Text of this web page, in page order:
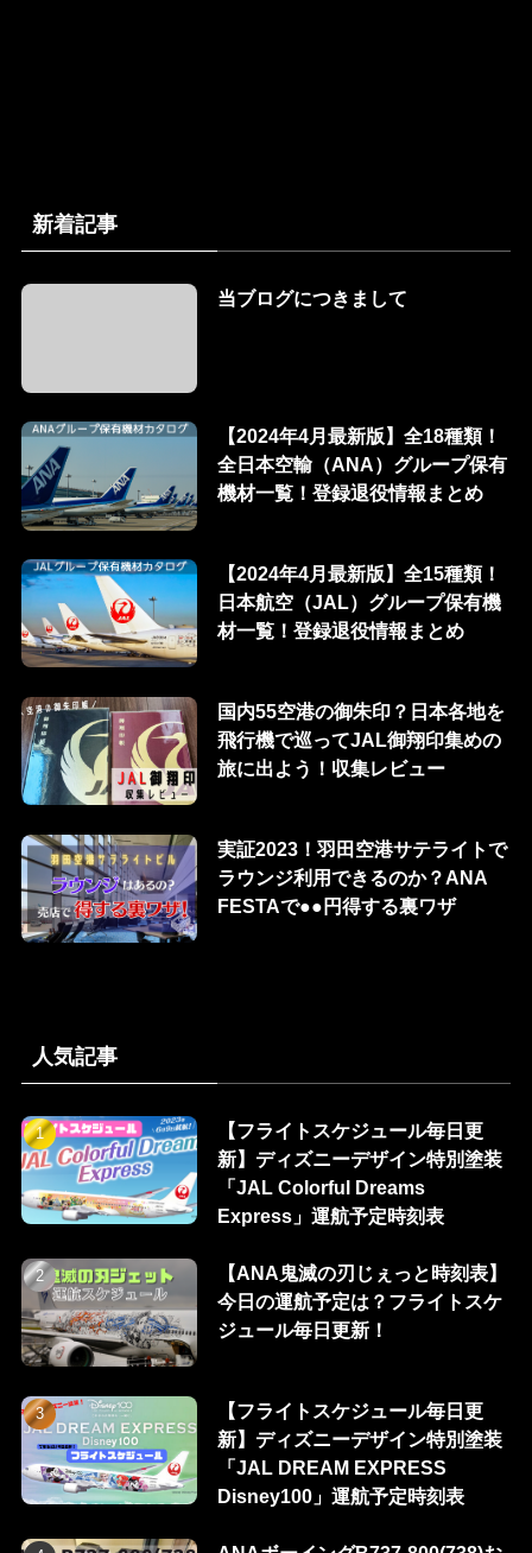
新着記事
当ブログにつきまして
【2024年4月最新版】全18種類！
全日本空輸（ANA）グループ保有
機材一覧！登録退役情報まとめ
【2024年4月最新版】全15種類！
日本航空（JAL）グループ保有機
材一覧！登録退役情報まとめ
国内55空港の御朱印？日本各地を
飛行機で巡ってJAL御翔印集めの
旅に出よう！収集レビュー
実証2023！羽田空港サテライトで
ラウンジ利用できるのか？ANA
FESTAで●●円得する裏ワザ
人気記事
【フライトスケジュール毎日更
新】ディズニーデザイン特別塗装
「JAL Colorful Dreams
Express」運航予定時刻表
【ANA鬼滅の刃じぇっと時刻表】
今日の運航予定は？フライトスケ
ジュール毎日更新！
【フライトスケジュール毎日更
新】ディズニーデザイン特別塗装
「JAL DREAM EXPRESS
Disney100」運航予定時刻表